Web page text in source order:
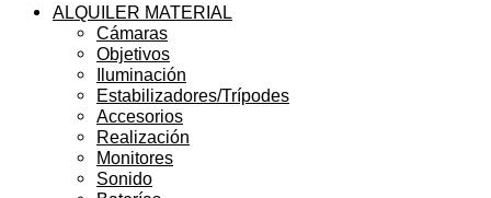
ALQUILER MATERIAL
Cámaras
Objetivos
Iluminación
Estabilizadores/Trípodes
Accesorios
Realización
Monitores
Sonido